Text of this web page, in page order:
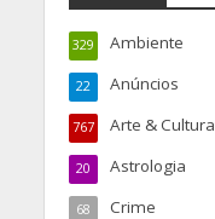
Ambiente
329
Anúncios
22
Arte & Cultura
767
Astrologia
20
Crime
68